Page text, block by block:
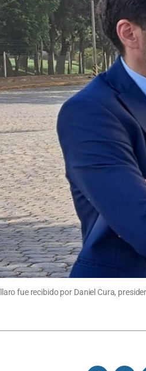
fue recibido por Daniel Cura,